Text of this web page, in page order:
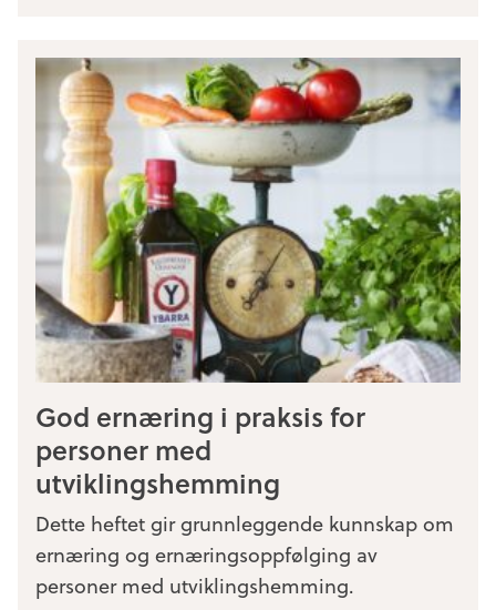
God ernæring i praksis for
personer med
utviklingshemming
Dette heftet gir grunnleggende kunnskap om
ernæring og ernæringsoppfølging av
personer med utviklingshemming.